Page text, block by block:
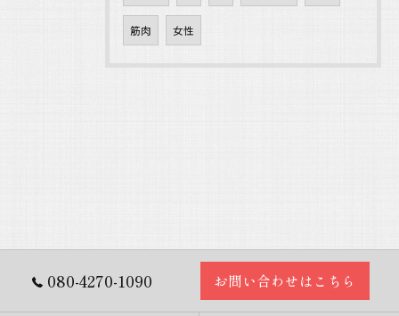
筋肉 女性
080-4270-1090 お問い合わせはこちら